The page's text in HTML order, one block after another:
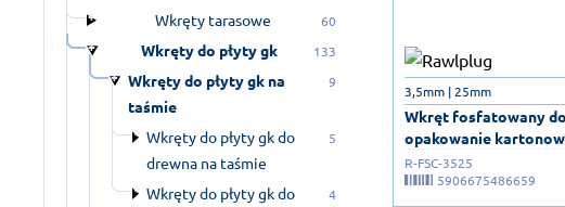
Wkręty tarasowe 60
Wkręty do płyty gk 133
Wkręty do płyty gk na
taśmie
9
Wkręty do płyty gk do
drewna na taśmie
5
Wkręty do płyty gk do
4
Wkręt fosfatowany do
opakowanie
3,5mm | 25mm
R-FSC-3525
5906675486659